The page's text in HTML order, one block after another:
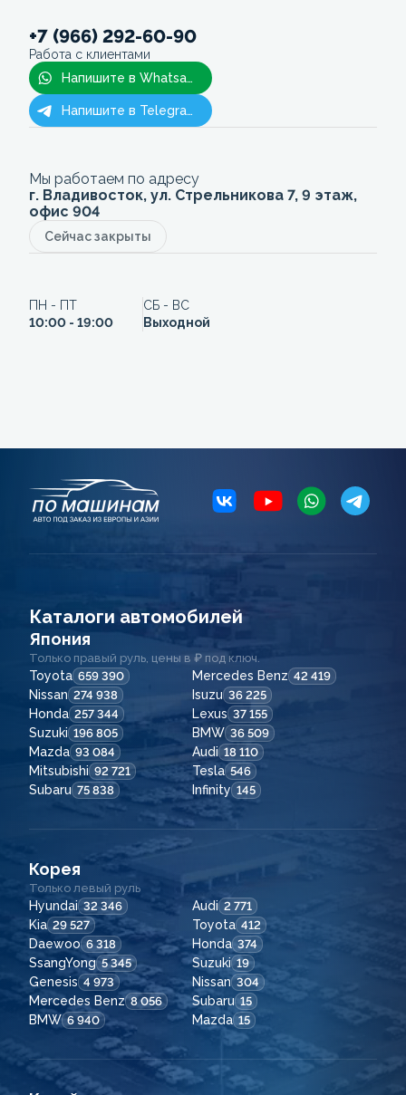
+7 (966) 292-60-90
Работа с клиентами
Напишите в Whatsapp
Напишите в Telegram
Мы работаем по адресу
г. Владивосток, ул. Стрельникова 7, 9 этаж,
офис 904
Сейчас закрыты
ПН - ПТ
10:00 - 19:00
СБ - ВС
Выходной
Каталоги автомобилей
Япония
Только правый руль, цены в ₽ под ключ.
Toyota 659 390 Mercedes Benz 42 419
Nissan 274 938 Isuzu 36 225
Honda 257 344 Lexus 37 155
Suzuki 196 805 BMW 36 509
Mazda 93 084 Audi 18 110
Mitsubishi 92 721 Tesla 546
Subaru 75 838 Infinity 145
Корея
Только левый руль
Hyundai 32 346 Audi 2 771
Kia 29 527 Toyota 412
Daewoo 6 318 Honda 374
SsangYong 5 345 Suzuki 19
Genesis 4 973 Nissan 304
Mercedes Benz 8 056 Subaru 15
BMW 6 940 Mazda 15